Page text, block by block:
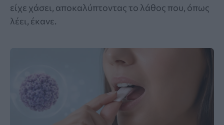
είχε χάσει, αποκαλύπτοντας το λάθος που, όπως
λέει, έκανε.